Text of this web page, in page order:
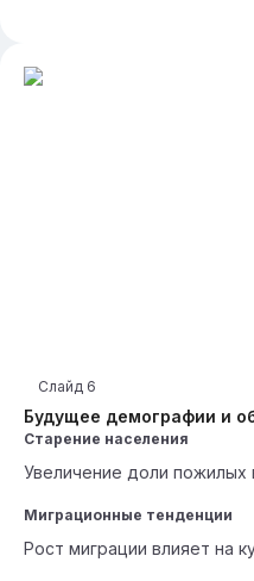
Будущее демографии и
Слайд 6
Старение населения
Увеличение доли пожилых
Миграционные тенденции
Рост миграции влияет на